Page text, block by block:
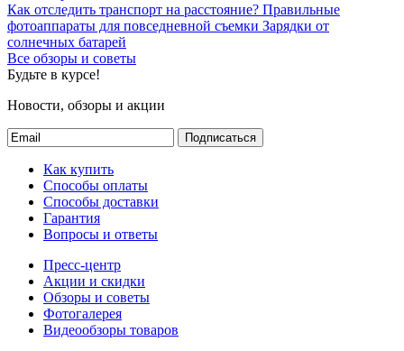
Как отследить транспорт на расстояние? Правильные
фотоаппараты для повседневной съемки Зарядки от
солнечных батарей
Все обзоры и советы
Будьте в курсе!
Новости, обзоры и акции
Подписаться
Как купить
Способы оплаты
Способы доставки
Гарантия
Вопросы и ответы
Пресс-центр
Акции и скидки
Обзоры и советы
Фотогалерея
Видеообзоры товаров